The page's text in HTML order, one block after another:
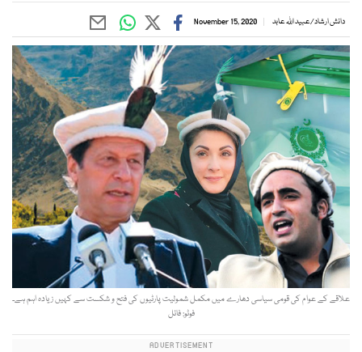
دانش ارشاد/عبید اللہ عابد November 15, 2020
علاقے کے عوام کی قومی سیاسی دھارے میں مکمل شمولیت پارٹیوں کی فتح و شکست سے کہیں زیادہ اہم ہے۔
فوٹو: فائل